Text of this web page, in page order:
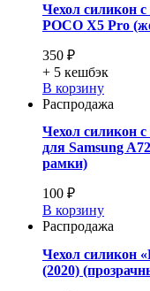
Чехол силикон
POCO X5 Pro
350 ₽
+ 5 кешбэк
В корзину
Распродажа
Чехол силикон
для Samsung
рамки)
100 ₽
В корзину
Распродажа
Чехол силикон
(2020)